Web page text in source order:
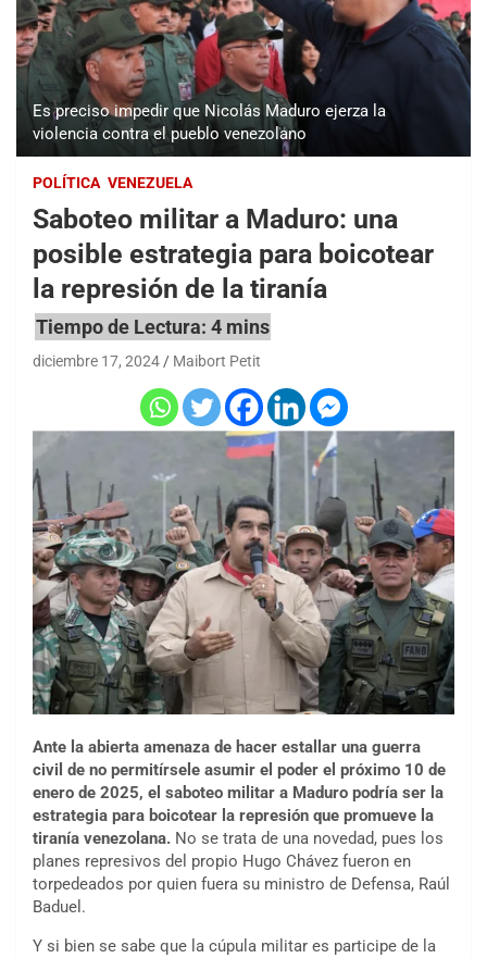
Es preciso impedir que Nicolás Maduro ejerza la
violencia contra el pueblo venezolano
POLÍTICA VENEZUELA
Saboteo militar a Maduro: una
posible estrategia para boicotear
la represión de la tiranía
diciembre 17, 2024 Maibort Petit
Ante la abierta amenaza de hacer estallar una guerra
civil de no permitírsele asumir el poder el próximo 10 de
enero de 2025, el saboteo militar a Maduro podría ser la
estrategia para boicotear la represión que promueve la
tiranía venezolana. No se trata de una novedad, pues los
planes represivos del propio Hugo Chávez fueron en
torpedeados por quien fuera su ministro de Defensa, Raúl
Baduel.
Y si bien se sabe que la cúpula militar es participe de la